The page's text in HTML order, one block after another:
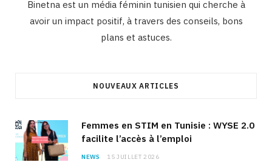
Binetna est un média féminin tunisien qui cherche à
avoir un impact positif, à travers des conseils, bons
plans et astuces.
NOUVEAUX ARTICLES
Femmes en STIM en Tunisie : WYSE 2.0
facilite l’accès à l’emploi
NEWS 15 JUILLET 2026